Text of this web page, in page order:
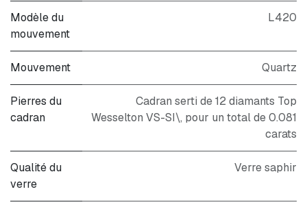
Modèle du
mouvement
L420
Mouvement Quartz
Pierres du
cadran
Cadran serti de 12 diamants Top
Wesselton VS-SI\, pour un total de 0.081
carats
Qualité du
verre
Verre saphir